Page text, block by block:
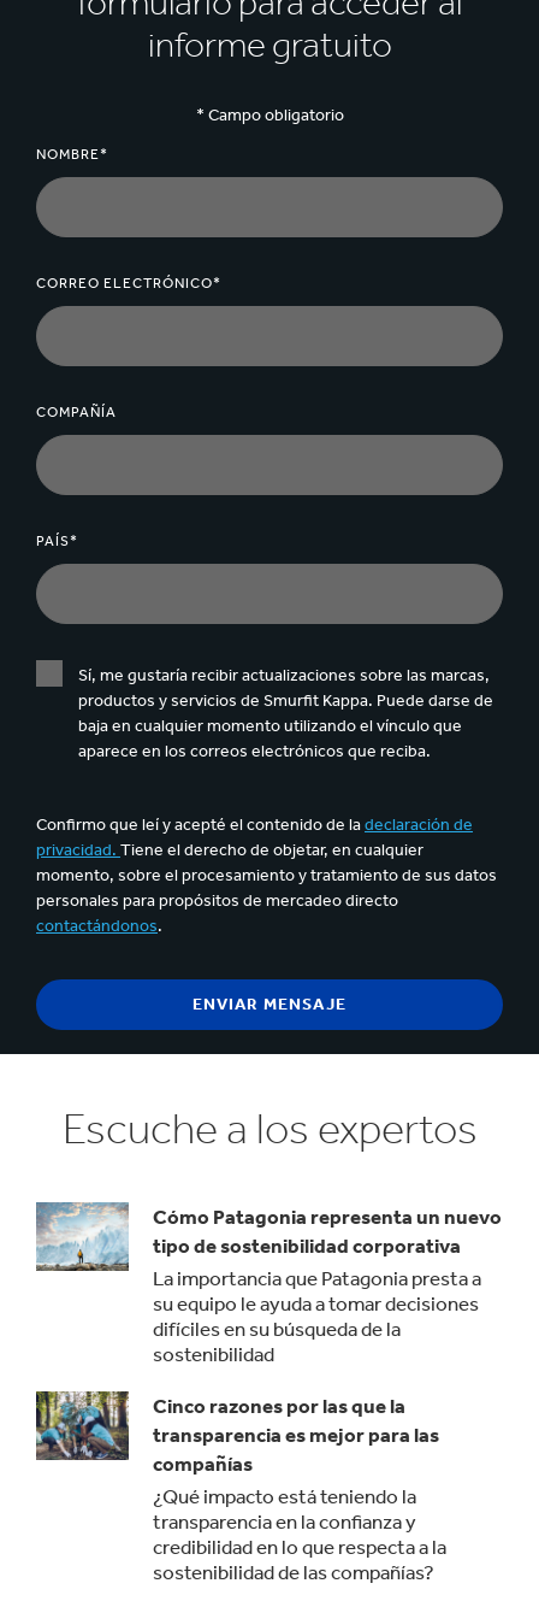
informe gratuito
* Campo obligatorio
NOMBRE*
CORREO ELECTRÓNICO*
COMPAÑÍA
PAÍS*
Sí, me gustaría recibir actualizaciones sobre las marcas,
productos y servicios de Smurfit Kappa. Puede darse de
baja en cualquier momento utilizando el vínculo que
aparece en los correos electrónicos que reciba.
Confirmo que leí y acepté el contenido de ladeclaración de
privacidad. Tiene el derecho de objetar, en cualquier
momento, sobre el procesamiento y tratamiento de sus datos
personales para propósitos de mercadeo directo
contactándonos.
Escuche a los expertos
Cómo Patagonia representa un nuevo
tipo de sostenibilidad corporativa
La importancia que Patagonia presta a
su equipo le ayuda a tomar decisiones
difíciles en su búsqueda de la
sostenibilidad
Cinco razones por las que la
transparencia es mejor para las
compañías
¿Qué impacto está teniendo la
transparencia en la confianza y
credibilidad en lo que respecta a la
sostenibilidad de las compañías?